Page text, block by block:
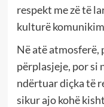
respekt me zë të
kulturë
Në atë atmosferë,
përplasjeje, por si
ndërtuar diçka të
sikur ajo kohë